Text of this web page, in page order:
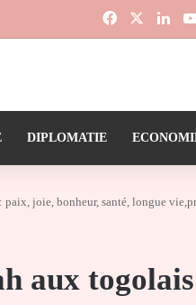
Facebook
DIPLOMATIE
joie, bonheur, santé, longue
aux